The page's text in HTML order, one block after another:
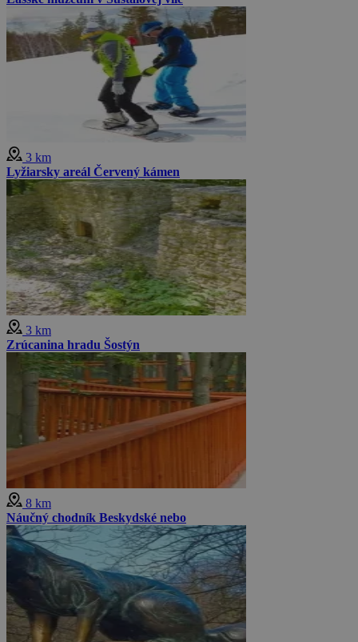
3 km
Lyžiarsky areál Červený kámen
3 km
Zrúcanina hradu Šostýn
8 km
Náučný chodník Beskydské nebo